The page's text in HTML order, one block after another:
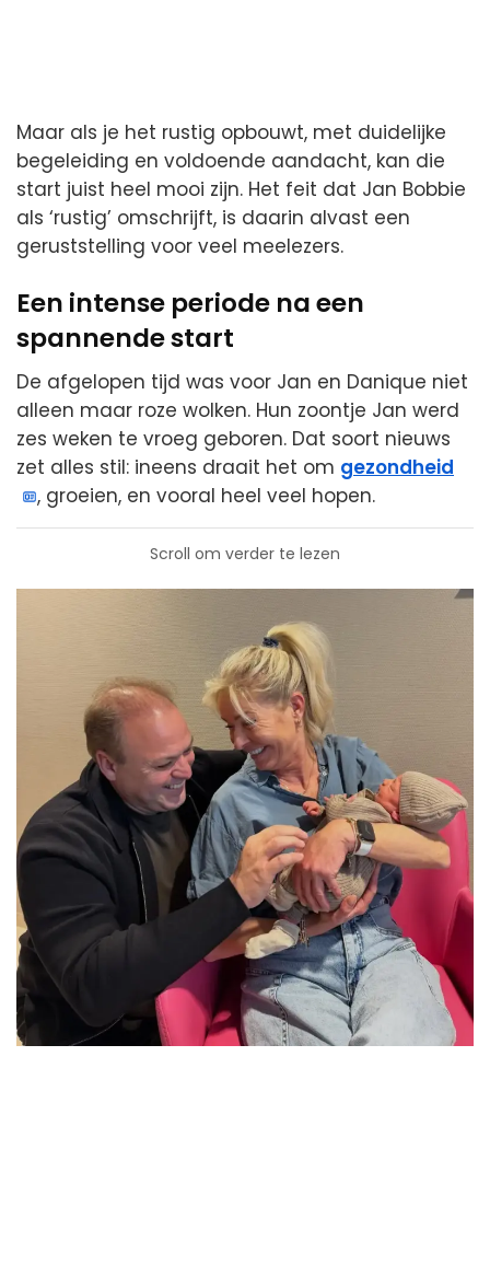
Maar als je het rustig opbouwt, met duidelijke
begeleiding en voldoende aandacht, kan die
start juist heel mooi zijn. Het feit dat Jan Bobbie
als ‘rustig’ omschrijft, is daarin alvast een
geruststelling voor veel meelezers.
Een intense periode na een
spannende start
De afgelopen tijd was voor Jan en Danique niet
alleen maar roze wolken. Hun zoontje Jan werd
zes weken te vroeg geboren. Dat soort nieuws
zet alles stil: ineens draait het om gezondheid
, groeien, en vooral heel veel hopen.
Scroll om verder te lezen